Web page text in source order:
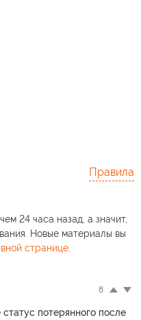
Правила
24 часа назад, а значит,
Новые материалы вы
странице.
8
потерянного после